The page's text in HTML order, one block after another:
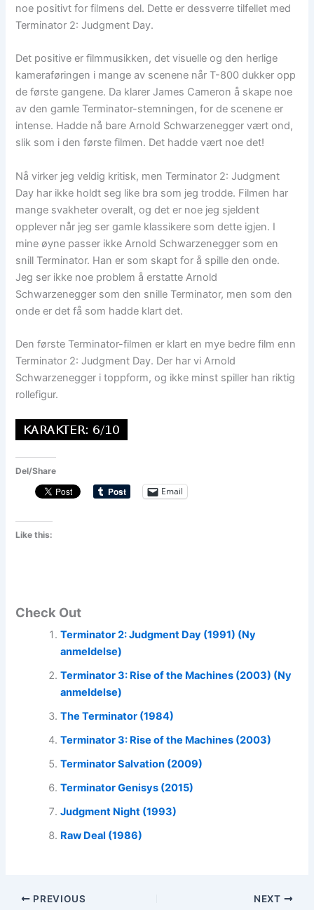
noe positivt for filmens del. Dette er dessverre tilfellet med
Terminator 2: Judgment Day.
Det positive er filmmusikken, det visuelle og den herlige
kameraføringen i mange av scenene når T-800 dukker opp
de første gangene. Da klarer James Cameron å skape noe
av den gamle Terminator-stemningen, for de scenene er
intense. Hadde nå bare Arnold Schwarzenegger vært ond,
slik som i den første filmen. Det hadde vært noe det!
Nå virker jeg veldig kritisk, men Terminator 2: Judgment
Day har ikke holdt seg like bra som jeg trodde. Filmen har
mange svakheter overalt, og det er noe jeg sjeldent
opplever når jeg ser gamle klassikere som dette igjen. I
mine øyne passer ikke Arnold Schwarzenegger som en
snill Terminator. Han er som skapt for å spille den onde.
Jeg ser ikke noe problem å erstatte Arnold
Schwarzenegger som den snille Terminator, men som den
onde er det få som hadde klart det.
Den første Terminator-filmen er klart en mye bedre film enn
Terminator 2: Judgment Day. Der har vi Arnold
Schwarzenegger i toppform, og ikke minst spiller han riktig
rollefigur.
Del/Share
Email
Like this:
Check Out
Terminator 2: Judgment Day (1991) (Ny
anmeldelse)
Terminator 3: Rise of the Machines (2003) (Ny
anmeldelse)
The Terminator (1984)
Terminator 3: Rise of the Machines (2003)
Terminator Salvation (2009)
Terminator Genisys (2015)
Judgment Night (1993)
Raw Deal (1986)
PREVIOUS NEXT